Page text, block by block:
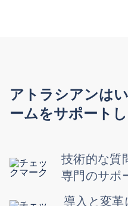
アトラシアンは
ームをサポート
技術的な質
専門のサポ
導入と変革